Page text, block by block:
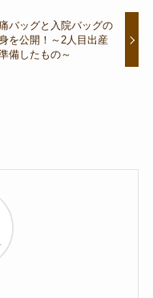
バッグと入院バッグの
を公開！～2人目出産
備したもの～